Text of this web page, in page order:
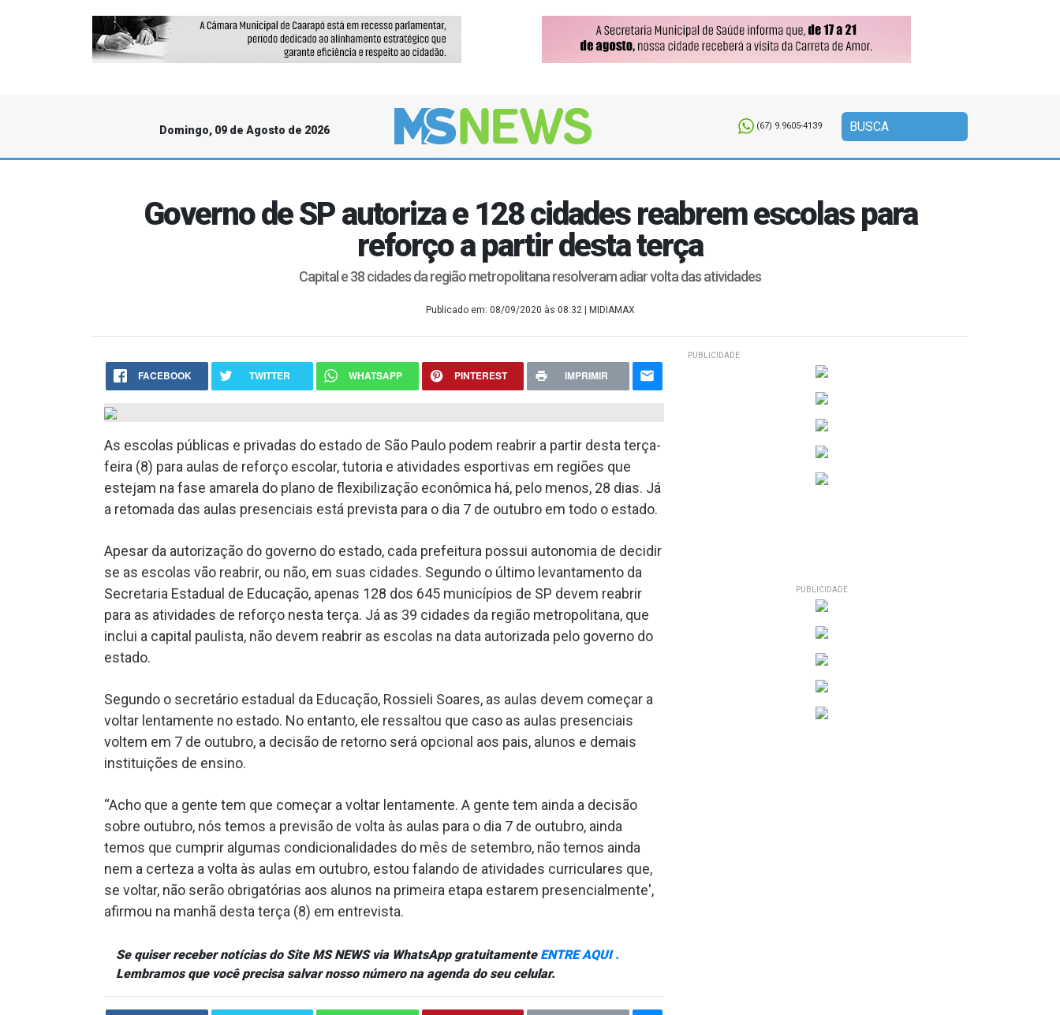
Domingo, 09 de Agosto de 2026 (67) 9.9605-4139
Governo de SP autoriza e 128 cidades reabrem escolas para
reforço a partir desta terça
Capital e 38 cidades da região metropolitana resolveram adiar volta das atividades
Publicado em: 08/09/2020 às 08:32 | MIDIAMAX
FACEBOOK TWITTER WHATSAPP PINTEREST IMPRIMIR
As escolas públicas e privadas do estado de São Paulo podem reabrir a partir desta terça-
feira (8) para aulas de reforço escolar, tutoria e atividades esportivas em regiões que
estejam na fase amarela do plano de flexibilização econômica há, pelo menos, 28 dias. Já
a retomada das aulas presenciais está prevista para o dia 7 de outubro em todo o estado.
Apesar da autorização do governo do estado, cada prefeitura possui autonomia de decidir
se as escolas vão reabrir, ou não, em suas cidades. Segundo o último levantamento da
Secretaria Estadual de Educação, apenas 128 dos 645 municípios de SP devem reabrir
para as atividades de reforço nesta terça. Já as 39 cidades da região metropolitana, que
inclui a capital paulista, não devem reabrir as escolas na data autorizada pelo governo do
estado.
Segundo o secretário estadual da Educação, Rossieli Soares, as aulas devem começar a
voltar lentamente no estado. No entanto, ele ressaltou que caso as aulas presenciais
voltem em 7 de outubro, a decisão de retorno será opcional aos pais, alunos e demais
instituições de ensino.
“Acho que a gente tem que começar a voltar lentamente. A gente tem ainda a decisão
sobre outubro, nós temos a previsão de volta às aulas para o dia 7 de outubro, ainda
temos que cumprir algumas condicionalidades do mês de setembro, não temos ainda
nem a certeza a volta às aulas em outubro, estou falando de atividades curriculares que,
se voltar, não serão obrigatórias aos alunos na primeira etapa estarem presencialmente',
afirmou na manhã desta terça (8) em entrevista.
Se quiser receber notícias do Site MS NEWS via WhatsApp gratuitamente ENTRE AQUI .
Lembramos que você precisa salvar nosso número na agenda do seu celular.
PUBLICIDADE
PUBLICIDADE